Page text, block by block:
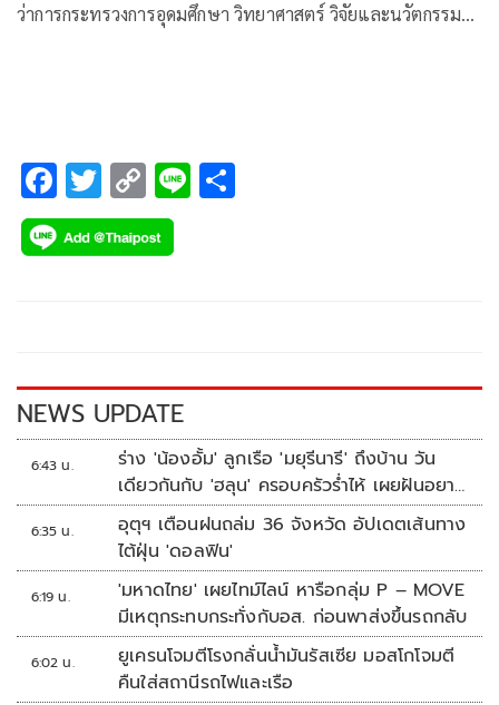
ว่าการกระทรวงการอุดมศึกษา วิทยาศาสตร์ วิจัยและนวัตกรรม
F
ac
e
k
T
wi
tt
C
o
p
k
Li
NEWS UPDATE
6:43 น.
ร่าง 'น้องอั้ม' ลูกเรือ 'มยุรีนารี' ถึงบ้าน วัน
เดียวกันกับ 'ฮลุน' ครอบครัวร่ำไห้ เผยฝันอยาก
เป็นทหารเรือ
6:35 น.
อุตุฯ เตือนฝนถล่ม 36 จังหวัด อัปเดตเส้นทาง
ไต้ฝุ่น 'ดอลฟิน'
6:19 น.
'มหาดไทย' เผยไทม์ไลน์ หารือกลุ่ม P – MOVE
มีเหตุกระทบกระทั่งกับอส. ก่อนพาส่งขึ้นรถกลับ
6:02 น.
ยูเครนโจมตีโรงกลั่นน้ำมันรัสเซีย มอสโกโจมตี
คืนใส่สถานีรถไฟและเรือ